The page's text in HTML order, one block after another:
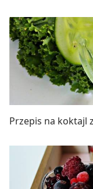
Przepis na koktajl